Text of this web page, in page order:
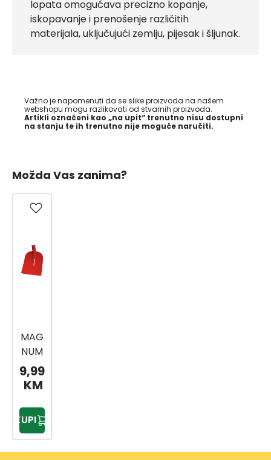
lopata omogućava precizno kopanje,
iskopavanje i prenošenje različitih
materijala, uključujući zemlju, pijesak i šljunak.
Važno je napomenuti da se slike proizvoda na našem
webshopu mogu razlikovati od stvarnih proizvoda.
Artikli označeni kao „na upit“ trenutno nisu dostupni
na stanju te ih trenutno nije moguće naručiti.
Možda Vas zanima?
MAG
NUM
1715
LOPA
RAV
NA-
SPEC
IJALN
9,99
KM
KUPI